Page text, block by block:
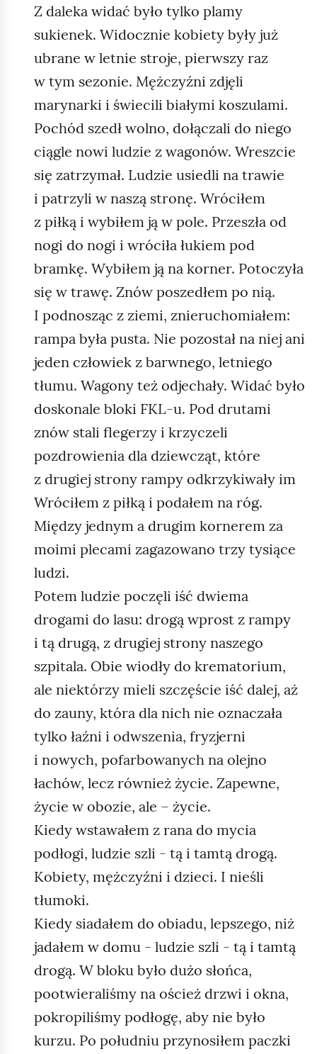
Z daleka widać było tylko plamy
sukienek. Widocznie kobiety były już
ubrane w letnie stroje, pierwszy raz
w tym sezonie. Mężczyźni zdjęli
marynarki i świecili białymi koszulami.
Pochód szedł wolno, dołączali do niego
ciągle nowi ludzie z wagonów. Wreszcie
się zatrzymał. Ludzie usiedli na trawie
i patrzyli w naszą stronę. Wróciłem
z piłką i wybiłem ją w pole. Przeszła od
nogi do nogi i wróciła łukiem pod
bramkę. Wybiłem ją na korner. Potoczyła
się w trawę. Znów poszedłem po nią.
I podnosząc z ziemi, znieruchomiałem:
rampa była pusta. Nie pozostał na niej ani
jeden człowiek z barwnego, letniego
tłumu. Wagony też odjechały. Widać było
doskonale bloki FKL‑u. Pod drutami
znów stali flegerzy i krzyczeli
pozdrowienia dla dziewcząt, które
z drugiej strony rampy odkrzykiwały im
Wróciłem z piłką i podałem na róg.
Między jednym a drugim kornerem za
moimi plecami zagazowano trzy tysiące
ludzi.
Potem ludzie poczęli iść dwiema
drogami do lasu: drogą wprost z rampy
i tą drugą, z drugiej strony naszego
szpitala. Obie wiodły do krematorium,
ale niektórzy mieli szczęście iść dalej, aż
do zauny, która dla nich nie oznaczała
tylko łaźni i odwszenia, fryzjerni
i nowych, pofarbowanych na olejno
łachów, lecz również życie. Zapewne,
życie w obozie, ale – życie.
Kiedy wstawałem z rana do mycia
podłogi, ludzie szli - tą i tamtą drogą.
Kobiety, mężczyźni i dzieci. I nieśli
tłumoki.
Kiedy siadałem do obiadu, lepszego, niż
jadałem w domu - ludzie szli - tą i tamtą
drogą. W bloku było dużo słońca,
pootwieraliśmy na oścież drzwi i okna,
pokropiliśmy podłogę, aby nie było
kurzu. Po południu przynosiłem paczki